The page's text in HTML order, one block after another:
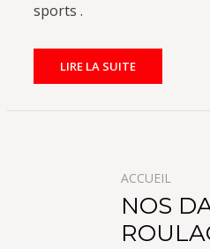
sports .
LIRE LA SUITE
ACCUEIL
NOS